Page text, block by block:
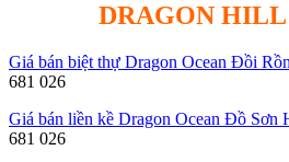
DRAGON
Giá bán biệt thự Dragon Ocean Đồi
681 026
Giá bán liền kề Dragon Ocean Đồ Sơn
681 026